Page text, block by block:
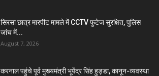
सिरसा छात्र मारपीट मामले में CCTV फुटेज सुरक्षित, पुलिस
जांच में...
August 7, 2026
करनाल पहुंचे पूर्व मुख्यमंत्री भूपेंद्र सिंह हुड्डा, कानून-व्यवस्था